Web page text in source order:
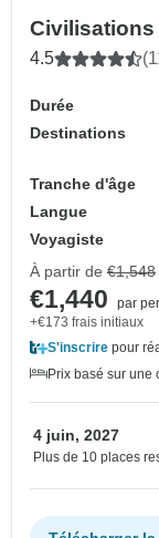
Civilisations
4.5
Durée
Destinations
Tranche d'âge
Langue
Voyagiste
À partir de €1,548
€1,440
par
+€173 frais initiaux
S'inscrire pour
Prix basé sur une
4 juin, 2027
Plus de 10 places